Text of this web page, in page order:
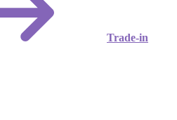
Trade-in